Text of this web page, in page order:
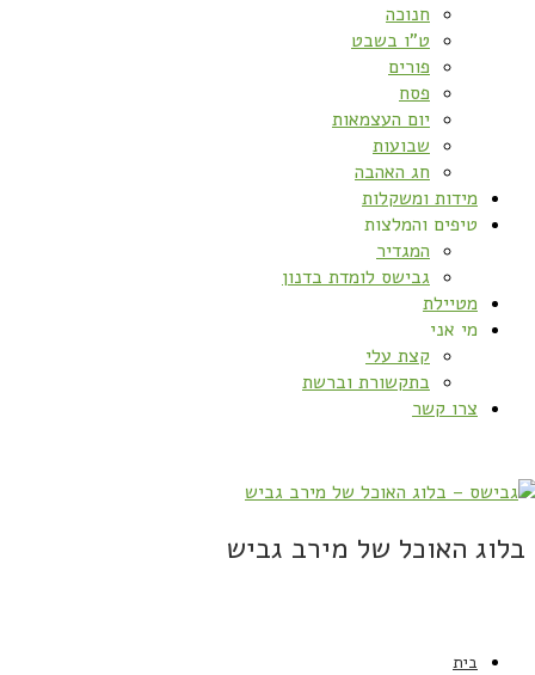
חנוכה
ט”ו בשבט
פורים
פסח
יום העצמאות
שבועות
חג האהבה
מידות ומשקלות
טיפים והמלצות
המגדיר
גבישס לומדת בדנון
מטיילת
מי אני
קצת עלי
בתקשורת וברשת
צרו קשר
בלוג האוכל של מירב גביש
בית